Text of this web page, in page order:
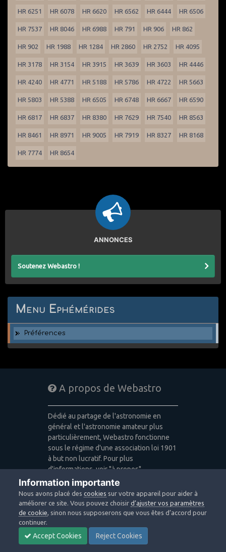
HR 6251 HR 6078 HR 6620 HR 6562 HR 6444 HR 6506
HR 7537 HR 8046 HR 6988 HR 791 HR 906 HR 862
HR 902 HR 1988 HR 1284 HR 2860 HR 2752 HR 4095
HR 3178 HR 3154 HR 3915 HR 3639 HR 3603 HR 4446
HR 4240 HR 4771 HR 5188 HR 5786 HR 4722 HR 5663
HR 5803 HR 5388 HR 6505 HR 6748 HR 6667 HR 6590
HR 6817 HR 6837 HR 8380 HR 7629 HR 7540 HR 8563
HR 8461 HR 8971 HR 9005 HR 7919 HR 8327 HR 8168
HR 7774 HR 8654
ANNONCES
Soutenez Webastro !
Menu Ephémérides
Préférences
A propos de Webastro
Dédié au partage de l'astronomie en
général et l'astronomie amateur plus
particulièrement, Webastro fonctionne
sous le régime d'une association loi 1901
à but non lucratif. Pour plus
d'informations, voir "à propos".
Publicité: pas de publicité
Icons made byFreepik,Alessio Atzeni,
Pixel Buddha,Icon Pondfrom
www.flaticon.comis licensed by CC 3.0
BY
Design images: Courtesy NASA/JPL-
Information importante
Nous avons placé descookies sur votre appareil pour aider à
améliorer ce site. Vous pouvez choisird’ajuster vos paramètres
de cookie, sinon nous supposerons que vous êtes d’accord pour
continuer.
Accept Cookies Reject Cookies